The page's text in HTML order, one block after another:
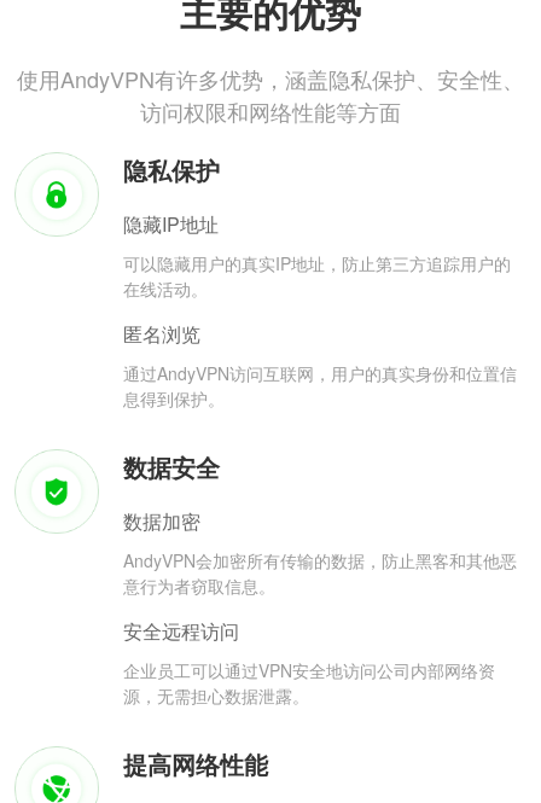
主要的优势
使用AndyVPN有许多优势，涵盖隐私保护、安全性、
访问权限和网络性能等方面
隐私保护
隐藏IP地址
可以隐藏用户的真实IP地址，防止第三方追踪用户的
在线活动。
匿名浏览
通过AndyVPN访问互联网，用户的真实身份和位置信
息得到保护。
数据安全
数据加密
AndyVPN会加密所有传输的数据，防止黑客和其他恶
意行为者窃取信息。
安全远程访问
企业员工可以通过VPN安全地访问公司内部网络资
源，无需担心数据泄露。
提高网络性能